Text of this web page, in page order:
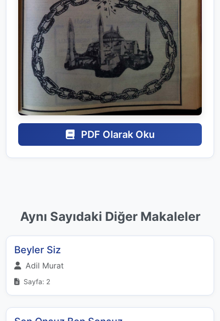
PDF Olarak Oku
Aynı Sayıdaki Diğer Makaleler
Beyler Siz
Adil Murat
Sayfa: 2